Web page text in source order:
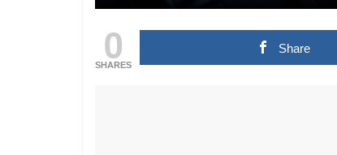
0
SHARES
Share